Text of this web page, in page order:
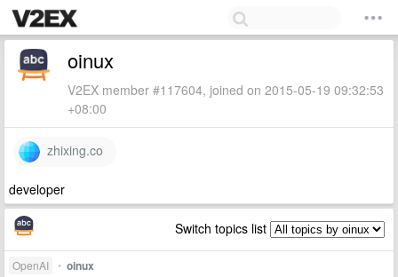
oinux
V2EX member #117604, joined on 2015-05-19 09:32:53
+08:00
zhixing.co
developer
Switch topics list
OpenAI • oinux